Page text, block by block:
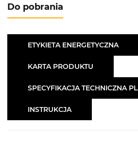
Do pobrania
ETYKIETA ENERGETYCZNA
KARTA PRODUKTU
SPECYFIKACJA TECHNICZNA PL
INSTRUKCJA